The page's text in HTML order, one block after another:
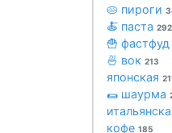
🥧 пироги
🍝 паста 292
🍟 фастфуд
🍜 вок 213
японская
🌯 шаурма
кофе 185